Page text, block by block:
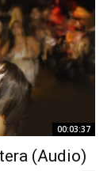
00:03:37
(Audio)